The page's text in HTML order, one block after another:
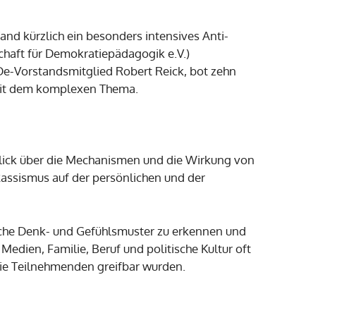
kürzlich ein besonders intensives Anti-
für Demokratiepädagogik e.V.)
Vorstandsmitglied Robert Reick, bot zehn
dem komplexen Thema.
über die Mechanismen und die Wirkung von
auf der persönlichen und der
Denk- und Gefühlsmuster zu erkennen und
Familie, Beruf und politische Kultur oft
Teilnehmenden greifbar wurden.